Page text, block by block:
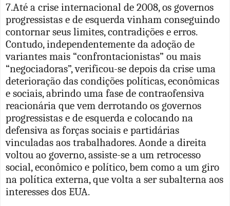
7.Até a crise internacional de 2008, os governos
progressistas e de esquerda vinham conseguindo
contornar seus limites, contradições e erros.
Contudo, independentemente da adoção de
variantes mais “confrontacionistas” ou mais
“negociadoras”, verificou-se depois da crise uma
deterioração das condições políticas, econômicas
e sociais, abrindo uma fase de contraofensiva
reacionária que vem derrotando os governos
progressistas e de esquerda e colocando na
defensiva as forças sociais e partidárias
vinculadas aos trabalhadores. Aonde a direita
voltou ao governo, assiste-se a um retrocesso
social, econômico e político, bem como a um giro
na política externa, que volta a ser subalterna aos
interesses dos EUA.